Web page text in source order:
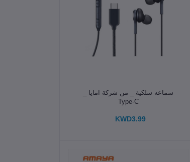
الإضافة إلى سلة التسوق
سماعه سلكية _ من شركة امايا _
Type-C
KWD3.99